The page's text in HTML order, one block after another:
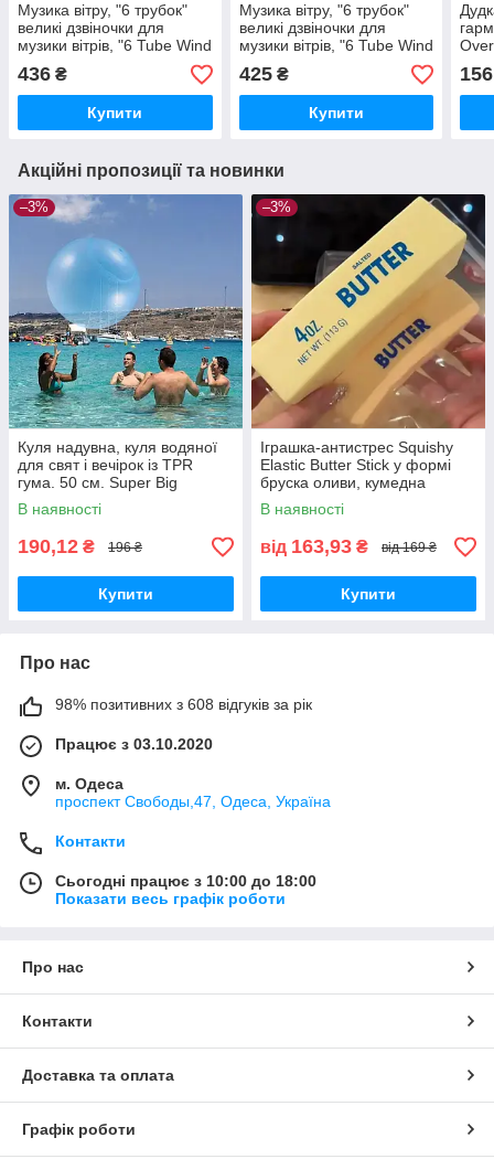
Музика вітру, "6 трубок"
великі дзвіночки для
музики вітрів, "6 Tube Wind
chime". Дерево,
анодований алюміній, 68
см!
436 ₴
Купити
Музика вітру, "6 трубок"
великі дзвіночки для
музики вітрів, "6 Tube Wind
chime". Дерево,
анодований алюміній, 68
см!
425₴
Купити
156
Акційні пропозиції та новинки
–3%
Куля надувна, куля водяної
для свят і вечірок із TPR
гума. 50 см. Super Big
В наявності
190,12 ₴ 196 ₴
Купити
–3%
Іграшка-антистрес Squishy
Elastic Butter Stick у формі
бруска оливи, кумедна
іграшка для зняття напруги,
для зняття тривожності
В наявності
від 163,93 ₴ від 169 ₴
Купити
Про нас
98% позитивних з 608 відгуків за рік
Працює з 03.10.2020
м. Одеса
проспект Свободы,47, Одеса, Україна
Контакти
Сьогодні працює з 10:00 до 18:00
Показати весь графік роботи
Про нас
Контакти
Доставка та оплата
Графік роботи